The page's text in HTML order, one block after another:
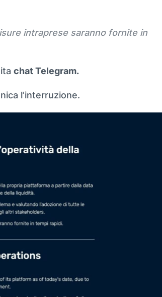
intraprese saranno fornite in
chat Telegram.
l’interruzione.